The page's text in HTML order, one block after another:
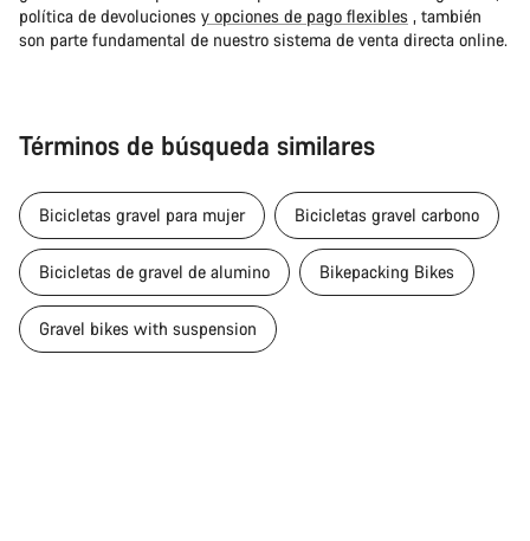
política de devoluciones y opciones de pago flexibles , también
son parte fundamental de nuestro sistema de venta directa online.
Términos de búsqueda similares
Bicicletas gravel para mujer Bicicletas gravel carbono
Bicicletas de gravel de alumino Bikepacking Bikes
Gravel bikes with suspension